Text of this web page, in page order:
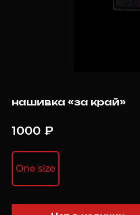
нашивка «за край»
1000 ₽
One size